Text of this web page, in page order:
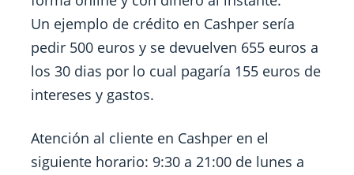
Un ejemplo de crédito en Cashper sería
pedir 500 euros y se devuelven 655 euros a
los 30 dias por lo cual pagaría 155 euros de
intereses y gastos.
Atención al cliente en Cashper en el
siguiente horario: 9:30 a 21:00 de lunes a